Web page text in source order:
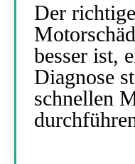
Der
besser ist,
Diagnose
schnellen